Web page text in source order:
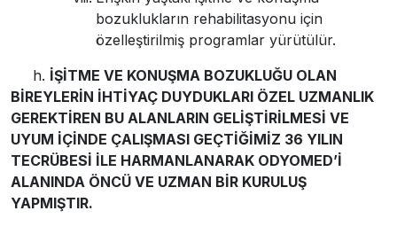
bozuklukların rehabilitasyonu için
özelleştirilmiş programlar yürütülür.
h. İŞİTME VE KONUŞMA BOZUKLUĞU OLAN
BİREYLERİN İHTİYAÇ DUYDUKLARI ÖZEL UZMANLIK
GEREKTİREN BU ALANLARIN GELİŞTİRİLMESİ VE
UYUM İÇİNDE ÇALIŞMASI GEÇTİĞİMİZ 36 YILIN
TECRÜBESİ İLE HARMANLANARAK ODYOMED’İ
ALANINDA ÖNCÜ VE UZMAN BİR KURULUŞ
YAPMIŞTIR.